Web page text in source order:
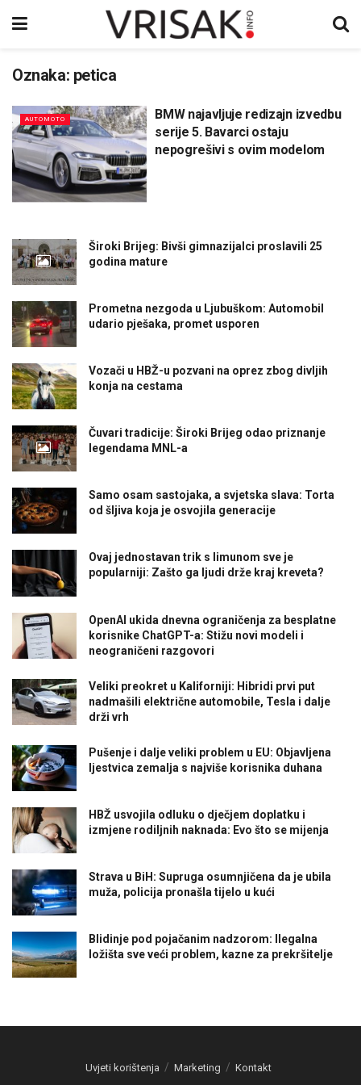
Oznaka: petica
AUTOMOTO
BMW najavljuje redizajn izvedbu
serije 5. Bavarci ostaju
nepogrešivi s ovim modelom
Široki Brijeg: Bivši gimnazijalci proslavili 25
godina mature
Prometna nezgoda u Ljubuškom: Automobil
udario pješaka, promet usporen
Vozači u HBŽ-u pozvani na oprez zbog divljih
konja na cestama
Čuvari tradicije: Široki Brijeg odao priznanje
legendama MNL-a
Samo osam sastojaka, a svjetska slava: Torta
od šljiva koja je osvojila generacije
Ovaj jednostavan trik s limunom sve je
popularniji: Zašto ga ljudi drže kraj kreveta?
OpenAI ukida dnevna ograničenja za besplatne
korisnike ChatGPT-a: Stižu novi modeli i
neograničeni razgovori
Veliki preokret u Kaliforniji: Hibridi prvi put
nadmašili električne automobile, Tesla i dalje
drži vrh
Pušenje i dalje veliki problem u EU: Objavljena
ljestvica zemalja s najviše korisnika duhana
HBŽ usvojila odluku o dječjem doplatku i
izmjene rodiljnih naknada: Evo što se mijenja
Strava u BiH: Supruga osumnjičena da je ubila
muža, policija pronašla tijelo u kući
Blidinje pod pojačanim nadzorom: Ilegalna
ložišta sve veći problem, kazne za prekršitelje
Uvjeti korištenja Marketing Kontakt